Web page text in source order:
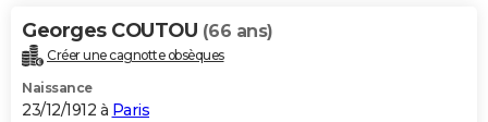
Georges COUTOU (66 ans)
Créer une cagnotte obsèques
Naissance
23/12/1912 à Paris